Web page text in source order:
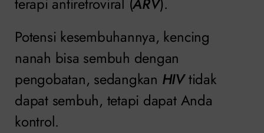
Potensi kesembuhannya, kencing
nanah bisa sembuh dengan
pengobatan, sedangkan HIVtidak
dapat sembuh, tetapi dapat Anda
kontrol.